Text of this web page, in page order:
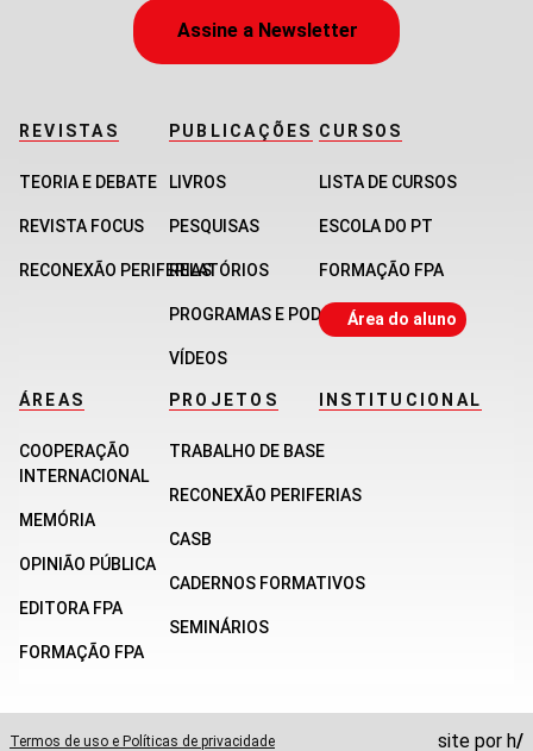
Assine a Newsletter
REVISTAS
TEORIA E DEBATE
REVISTA FOCUS
RECONEXÃO PERIFERIAS
PUBLICAÇÕES
LIVROS
PESQUISAS
RELATÓRIOS
PROGRAMAS E PODCASTS
VÍDEOS
CURSOS
LISTA DE CURSOS
ESCOLA DO PT
FORMAÇÃO FPA
Área do aluno
ÁREAS
COOPERAÇÃO
INTERNACIONAL
MEMÓRIA
OPINIÃO PÚBLICA
EDITORA FPA
FORMAÇÃO FPA
PROJETOS
TRABALHO DE BASE
RECONEXÃO PERIFERIAS
CASB
CADERNOS FORMATIVOS
SEMINÁRIOS
INSTITUCIONAL
Termos de uso e Políticas de privacidade site por h/